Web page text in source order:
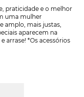
praticidade e o melhor
uma mulher
amplo, mais justas,
aparecem na
arrase! *Os acessórios